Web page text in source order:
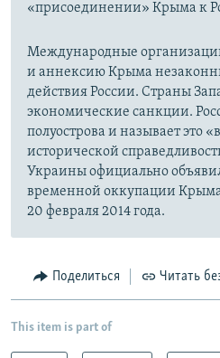
«присоединении» Крыма к
Международные
и аннексию Крыма
действия России. Страны
экономические санкции.
полуострова и называет это
исторической
Украины официально
временной оккупации Крыма
20 февраля 2014 года.
Поделиться Читать
This item is part of